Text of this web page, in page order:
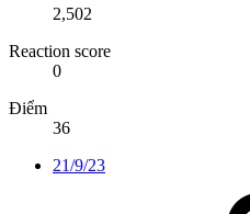
2,502
Reaction score
0
Điểm
36
21/9/23